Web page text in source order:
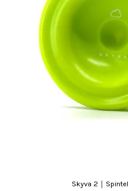
Skyva 2｜